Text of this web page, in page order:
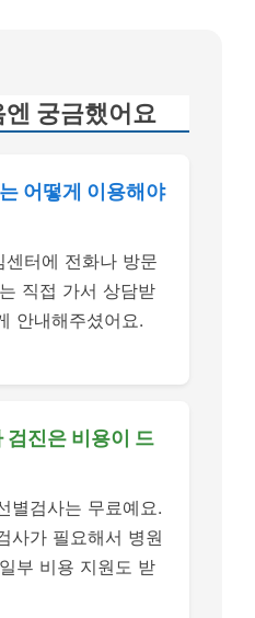
궁금했어요
어떻게 이용해야
센터에 전화나 방문
직접 가서 상담받
안내해주셨어요.
검진은 비용이 드
별검사는 무료예요.
사가 필요해서 병원
부 비용 지원도 받